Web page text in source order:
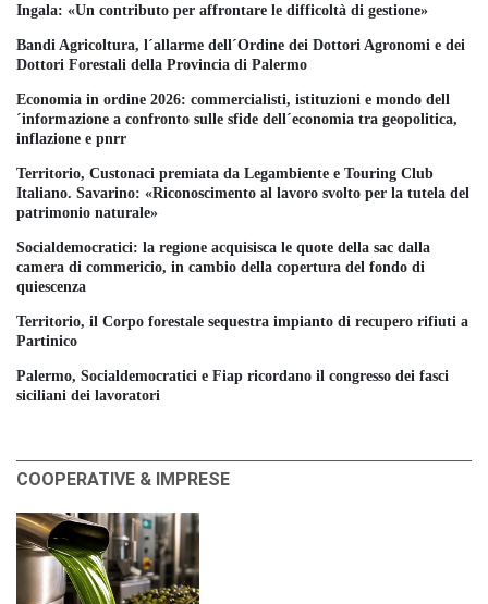
Ingala: «Un contributo per affrontare le difficoltà di gestione»
Bandi Agricoltura, l´allarme dell´Ordine dei Dottori Agronomi e dei
Dottori Forestali della Provincia di Palermo
Economia in ordine 2026: commercialisti, istituzioni e mondo dell
´informazione a confronto sulle sfide dell´economia tra geopolitica,
inflazione e pnrr
Territorio, Custonaci premiata da Legambiente e Touring Club
Italiano. Savarino: «Riconoscimento al lavoro svolto per la tutela del
patrimonio naturale»
Socialdemocratici: la regione acquisisca le quote della sac dalla
camera di commericio, in cambio della copertura del fondo di
quiescenza
Territorio, il Corpo forestale sequestra impianto di recupero rifiuti a
Partinico
Palermo, Socialdemocratici e Fiap ricordano il congresso dei fasci
siciliani dei lavoratori
COOPERATIVE & IMPRESE